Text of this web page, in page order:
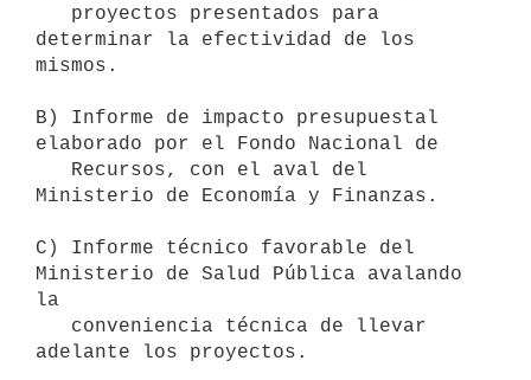
determinar la efectividad de los
mismos.
B) Informe de impacto presupuestal
elaborado por el Fondo Nacional de
Ministerio de Economía y Finanzas.
C) Informe técnico favorable del
Ministerio de Salud Pública avalando
la
adelante los proyectos.